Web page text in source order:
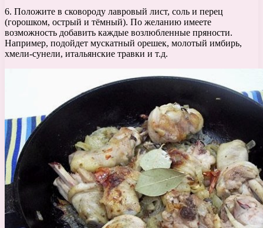
6. Положите в сковороду лавровый лист, соль и перец
(горошком, острый и тёмный). По желанию имеете
возможность добавить каждые возлюбленные пряности.
Например, подойдет мускатный орешек, молотый имбирь,
хмели-сунели, итальянские травки и т.д.